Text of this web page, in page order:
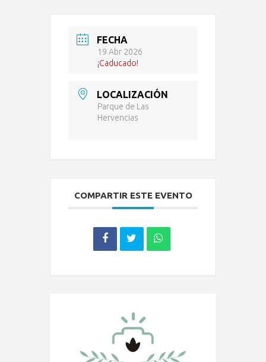
FECHA
19 Abr 2026
¡Caducado!
LOCALIZACIÓN
Parque de Las
Hervencias
COMPARTIR ESTE EVENTO